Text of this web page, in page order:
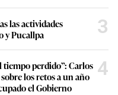
las actividades
y Pucallpa
3
tiempo perdido”: Carlos
los retos a un año
el Gobierno
4